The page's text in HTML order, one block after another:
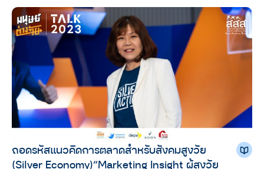
ถอดรหัสแนวคิดการตลาดสำหรับสังคมสูงวัย
(Silver Economy)“Marketing Insight ผู้สูงวัย